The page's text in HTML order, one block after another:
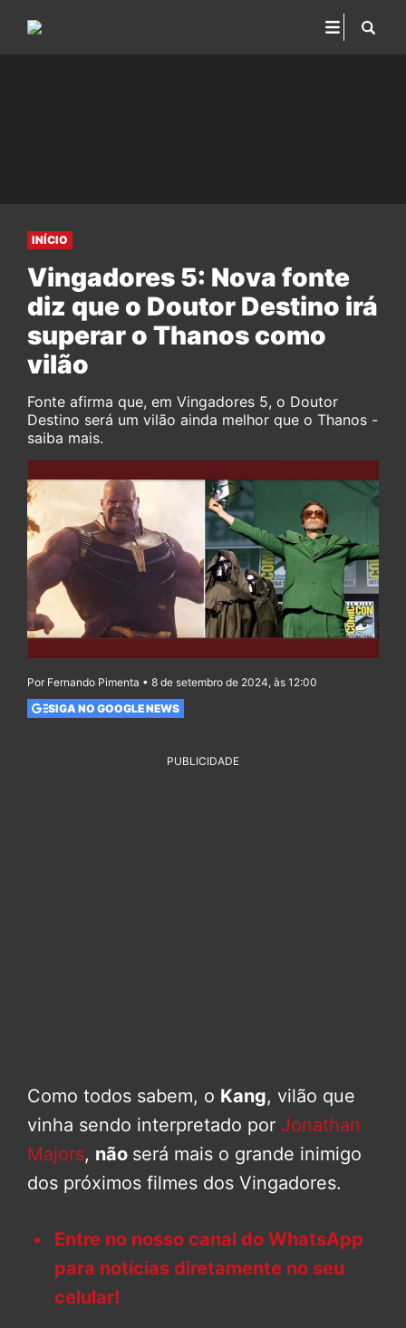
INÍCIO
Vingadores 5: Nova fonte
diz que o Doutor Destino irá
superar o Thanos como
vilão
Fonte afirma que, em Vingadores 5, o Doutor
Destino será um vilão ainda melhor que o Thanos -
saiba mais.
Por Fernando Pimenta • 8 de setembro de 2024, às 12:00
SIGA NO GOOGLE NEWS
PUBLICIDADE
Como todos sabem, o Kang, vilão que
vinha sendo interpretado por Jonathan
Majors, não será mais o grande inimigo
dos próximos filmes dos Vingadores.
Entre no nosso canal do WhatsApp
para notícias diretamente no seu
celular!